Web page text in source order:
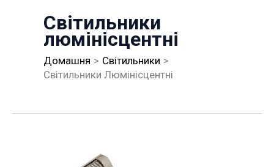
Світильники
люмінісцентні
Домашня
Світильники
Світильники Люмінісцентні